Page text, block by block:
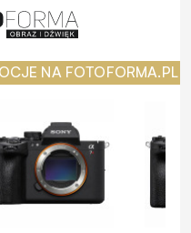
NA FOTOFORMA.PL